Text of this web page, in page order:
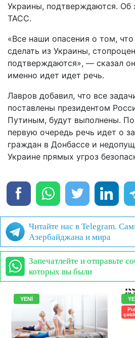
Украины, подтверждаются. Об
ТАСС.
«Все наши опасения о том,
сделать из Украины,
подтверждаются», — сказал
именно идет идет речь.
Лавров добавил, что все
поставлены президентом
Путиным, будут выполнены.
первую очередь речь идет о
граждан в Донбассе и
Украине прямых угроз
Читайте нас в Telegram.
Азербайджана и мира
Запечатлейте и отправьте
которых вы были